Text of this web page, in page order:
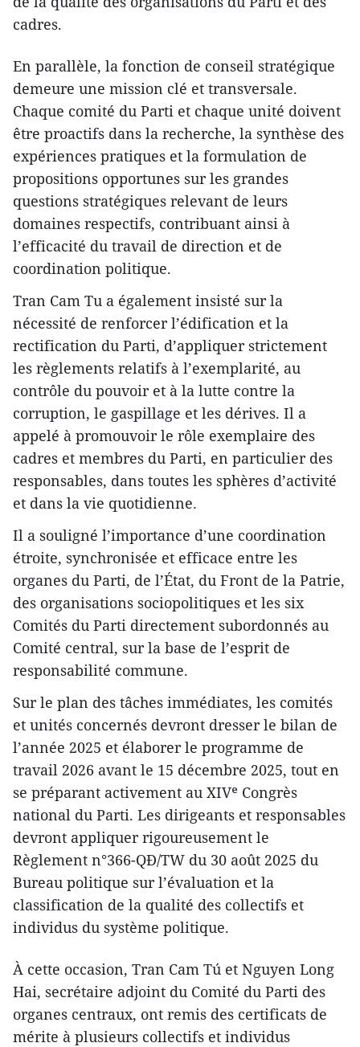
cadres.
En parallèle, la fonction de conseil stratégique
demeure une mission clé et transversale.
Chaque comité du Parti et chaque unité doivent
être proactifs dans la recherche, la synthèse des
expériences pratiques et la formulation de
propositions opportunes sur les grandes
questions stratégiques relevant de leurs
domaines respectifs, contribuant ainsi à
l’efficacité du travail de direction et de
coordination politique.
Tran Cam Tu a également insisté sur la
nécessité de renforcer l’édification et la
rectification du Parti, d’appliquer strictement
les règlements relatifs à l’exemplarité, au
contrôle du pouvoir et à la lutte contre la
corruption, le gaspillage et les dérives. Il a
appelé à promouvoir le rôle exemplaire des
cadres et membres du Parti, en particulier des
responsables, dans toutes les sphères d’activité
et dans la vie quotidienne.
Il a souligné l’importance d’une coordination
étroite, synchronisée et efficace entre les
organes du Parti, de l’État, du Front de la Patrie,
des organisations sociopolitiques et les six
Comités du Parti directement subordonnés au
Comité central, sur la base de l’esprit de
responsabilité commune.
Sur le plan des tâches immédiates, les comités
et unités concernés devront dresser le bilan de
l’année 2025 et élaborer le programme de
travail 2026 avant le 15 décembre 2025, tout en
se préparant activement au XIVᵉ Congrès
national du Parti. Les dirigeants et responsables
devront appliquer rigoureusement le
Règlement n°366-QĐ/TW du 30 août 2025 du
Bureau politique sur l’évaluation et la
classification de la qualité des collectifs et
individus du système politique.
À cette occasion, Tran Cam Tú et Nguyen Long
Hai, secrétaire adjoint du Comité du Parti des
organes centraux, ont remis des certificats de
mérite à plusieurs collectifs et individus